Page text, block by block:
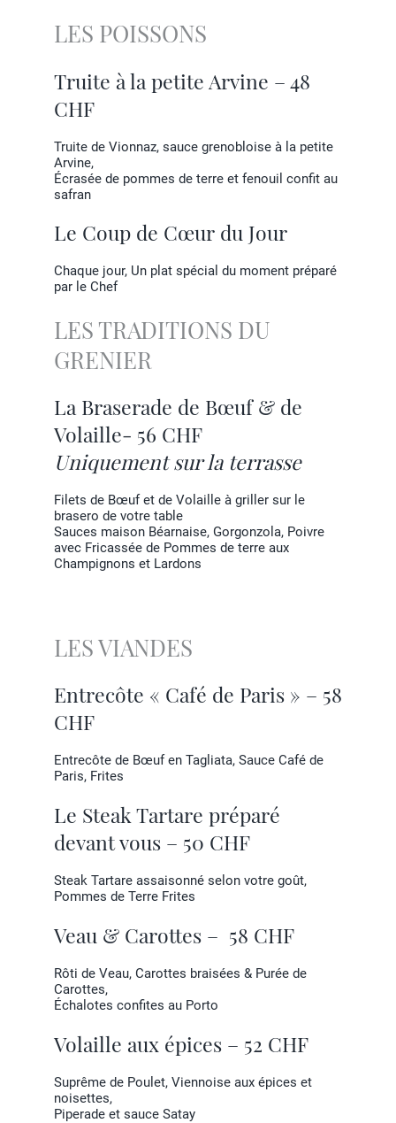
LES POISSONS
Truite à la petite Arvine – 48
CHF
Truite de Vionnaz, sauce grenobloise à la petite
Arvine,
Écrasée de pommes de terre et fenouil confit au
safran
Le Coup de Cœur du Jour
Chaque jour, Un plat spécial du moment préparé
par le Chef
LES TRADITIONS DU
GRENIER
La Braserade de Bœuf & de
Volaille- 56 CHF
Uniquement sur la terrasse
Filets de Bœuf et de Volaille à griller sur le
brasero de votre table
Sauces maison Béarnaise, Gorgonzola, Poivre
avec Fricassée de Pommes de terre aux
Champignons et Lardons
LES VIANDES
Entrecôte « Café de Paris » – 58
CHF
Entrecôte de Bœuf en Tagliata, Sauce Café de
Paris, Frites
Le Steak Tartare préparé
devant vous – 50 CHF
Steak Tartare assaisonné selon votre goût,
Pommes de Terre Frites
Veau & Carottes – 58 CHF
Rôti de Veau, Carottes braisées & Purée de
Carottes,
Échalotes confites au Porto
Volaille aux épices – 52 CHF
Suprême de Poulet, Viennoise aux épices et
noisettes,
Piperade et sauce Satay